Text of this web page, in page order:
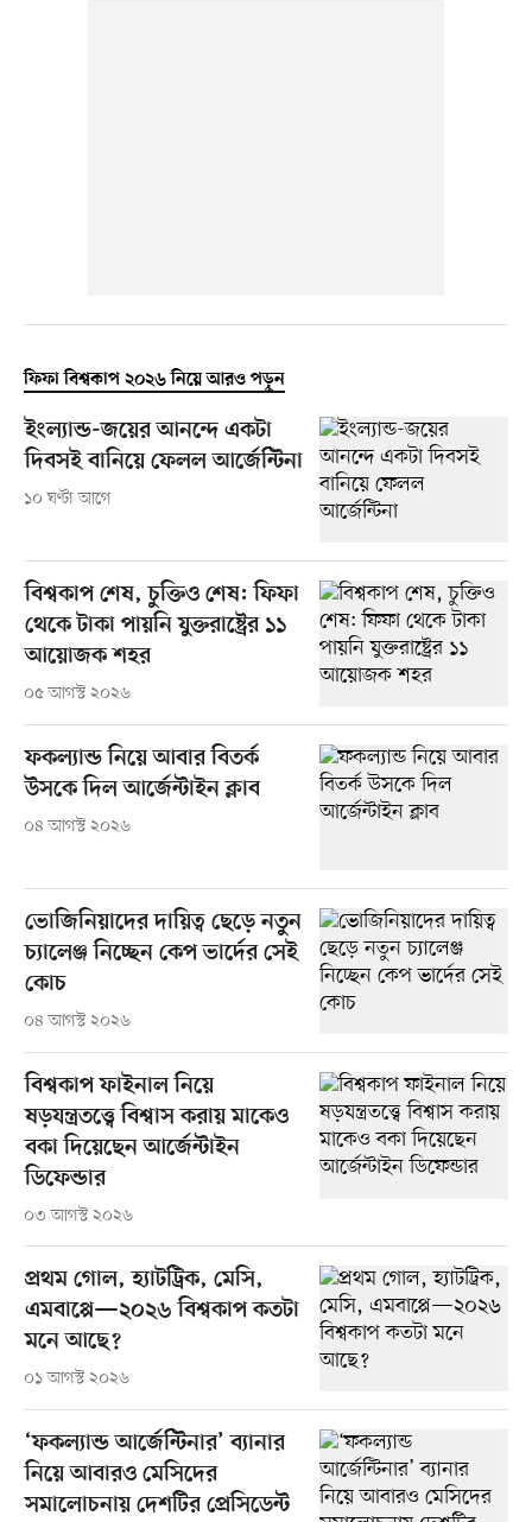
ফিফা বিশ্বকাপ ২০২৬ নিয়ে আরও পড়ুন
ইংল্যান্ড-জয়ের আনন্দে একটা
দিবসই বানিয়ে ফেলল আর্জেন্টিনা
১০ ঘণ্টা আগে
বিশ্বকাপ শেষ, চুক্তিও শেষ: ফিফা
থেকে টাকা পায়নি যুক্তরাষ্ট্রের ১১
আয়োজক শহর
০৫ আগস্ট ২০২৬
ফকল্যান্ড নিয়ে আবার বিতর্ক
উসকে দিল আর্জেন্টাইন ক্লাব
০৪ আগস্ট ২০২৬
ভোজিনিয়াদের দায়িত্ব ছেড়ে নতুন
চ্যালেঞ্জ নিচ্ছেন কেপ ভার্দের সেই
কোচ
০৪ আগস্ট ২০২৬
বিশ্বকাপ ফাইনাল নিয়ে
ষড়যন্ত্রতত্ত্বে বিশ্বাস করায় মাকেও
বকা দিয়েছেন আর্জেন্টাইন
ডিফেন্ডার
০৩ আগস্ট ২০২৬
প্রথম গোল, হ্যাটট্রিক, মেসি,
এমবাপ্পে—২০২৬ বিশ্বকাপ কতটা
মনে আছে?
০১ আগস্ট ২০২৬
‘ফকল্যান্ড আর্জেন্টিনার’ ব্যানার
নিয়ে আবারও মেসিদের
সমালোচনায় দেশটির প্রেসিডেন্ট